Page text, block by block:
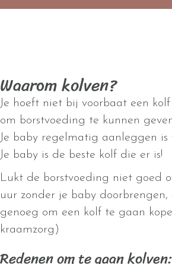
Waarom kolven?
Je hoeft niet bij voorbaat een
om borstvoeding te kunnen
Je baby regelmatig aanleggen is
Je baby is de beste kolf die er is!
Lukt de borstvoeding niet goed
uur zonder je baby
genoeg om een kolf te gaan
kraamzorg)
Redenen om te gaan kolven: